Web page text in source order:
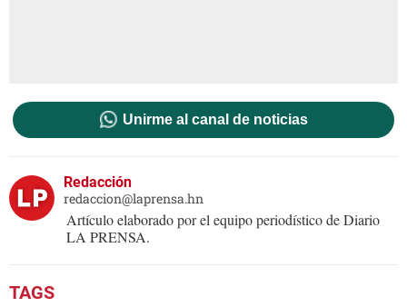
Unirme al canal de noticias
Redacción
redaccion@laprensa.hn
Artículo elaborado por el equipo periodístico de Diario
LA PRENSA.